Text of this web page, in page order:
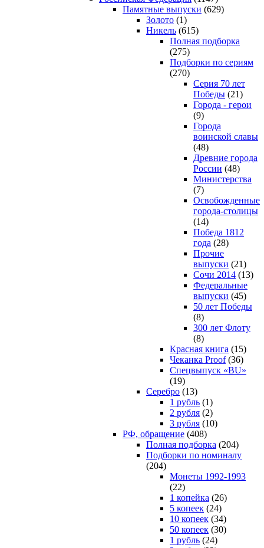
Памятные выпуски (629)
Золото (1)
Никель (615)
Полная подборка
(275)
Подборки по сериям
(270)
Серия 70 лет
Победы (21)
Города - герои
(9)
Города
воинской славы
(48)
Древние города
России (48)
Министерства
(7)
Освобожденные
города-столицы
(14)
Победа 1812
года (28)
Прочие
выпуски (21)
Сочи 2014 (13)
Федеральные
выпуски (45)
50 лет Победы
(8)
300 лет Флоту
(8)
Красная книга (15)
Чеканка Proof(36)
Спецвыпуск «BU»
(19)
Серебро (13)
1 рубль (1)
2 рубля (2)
3 рубля (10)
РФ, обращение (408)
Полная подборка (204)
Подборки по номиналу
(204)
Монеты 1992-1993
(22)
1 копейка (26)
5 копеек (24)
10 копеек (34)
50 копеек (30)
1 рубль (24)